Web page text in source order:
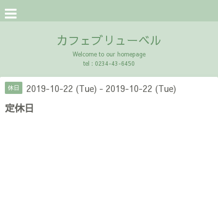
カフェブリューベル
Welcome to our homepage
tel : 0234-43-6450
休日 2019-10-22 (Tue) - 2019-10-22 (Tue)
定休日